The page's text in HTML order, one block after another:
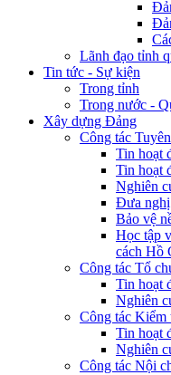
Lãnh đạo tỉnh
Tin tức - Sự kiện
Trong tỉnh
Trong nước -
Xây dựng Đảng
Công tác
Tin hoạt
Tin hoạt
Nghiên
Đưa nghị
Bảo vệ
Học tập
cách Hồ
Công tác Tổ
Tin hoạt
Nghiên
Công tác Kiểm
Tin hoạt
Nghiên
Công tác Nội